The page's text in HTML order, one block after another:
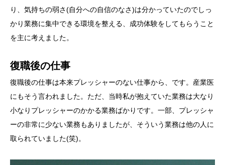
り、気持ちの弱さ(自分への自信のなさ)は分かっていたのでしっ
かり業務に集中できる環境を整える、成功体験をしてもらうこと
を主に考えました。
復職後の仕事
復職後の仕事は本来プレッシャーのない仕事から、です。産業医
にもそう言われました。ただ、当時私が抱えていた業務は大なり
小なりプレッシャーのかかる業務ばかりです。一部、プレッシャ
ーの非常に少ない業務もありましたが、そういう業務は他の人に
取られていました(笑)。